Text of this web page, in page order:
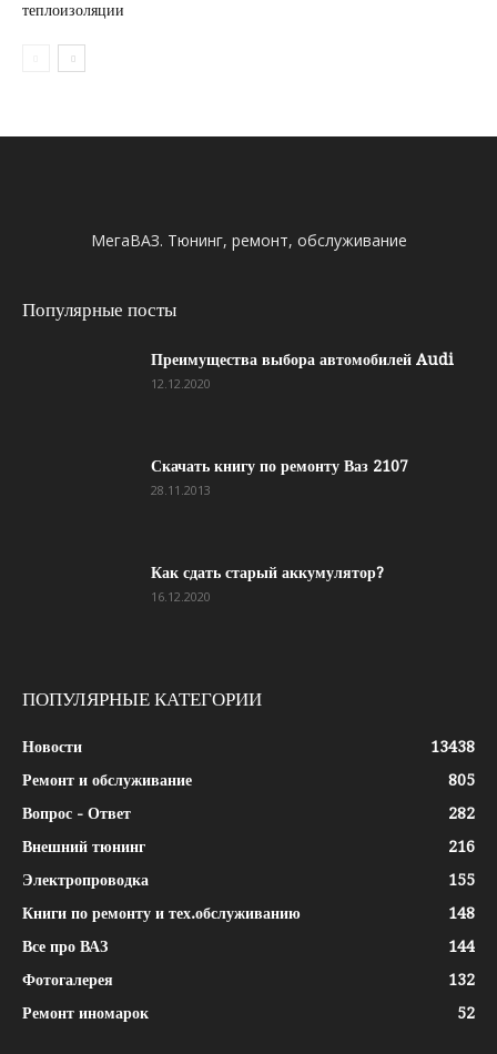
теплоизоляции
МегаВАЗ. Тюнинг, ремонт, обслуживание
Популярные посты
Преимущества выбора автомобилей Audi
12.12.2020
Скачать книгу по ремонту Ваз 2107
28.11.2013
Как сдать старый аккумулятор?
16.12.2020
ПОПУЛЯРНЫЕ КАТЕГОРИИ
Новости
13438
Ремонт и обслуживание
805
Вопрос - Ответ
282
Внешний тюнинг
216
Электропроводка
155
Книги по ремонту и тех.обслуживанию
148
Все про ВАЗ
144
Фотогалерея
132
Ремонт иномарок
52